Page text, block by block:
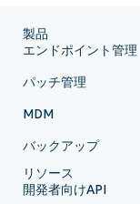
製品
エンドポイント管理
パッチ管理
MDM
バックアップ
リソース
開発者向けAPI